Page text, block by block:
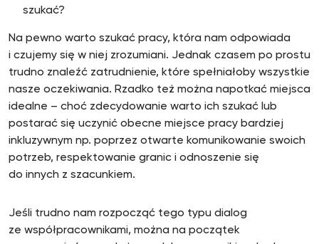
szukać?
Na pewno warto szukać pracy, która nam odpowiada
i czujemy się w niej zrozumiani. Jednak czasem po prostu
trudno znaleźć zatrudnienie, które spełniałoby wszystkie
nasze oczekiwania. Rzadko też można napotkać miejsca
idealne – choć zdecydowanie warto ich szukać lub
postarać się uczynić obecne miejsce pracy bardziej
inkluzywnym np. poprzez otwarte komunikowanie swoich
potrzeb, respektowanie granic i odnoszenie się
do innych z szacunkiem.
Jeśli trudno nam rozpocząć tego typu dialog
ze współpracownikami, można na początek